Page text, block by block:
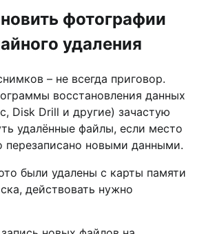
фотографии
удаления
– не всегда приговор.
восстановления данных
Disk Drill и другие) зачастую
удалённые файлы, если место
перезаписано новыми данными.
были удалены с карты памяти
действовать нужно